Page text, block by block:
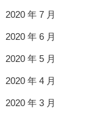
2020 年 7 月
2020 年 6 月
2020 年 5 月
2020 年 4 月
2020 年 3 月